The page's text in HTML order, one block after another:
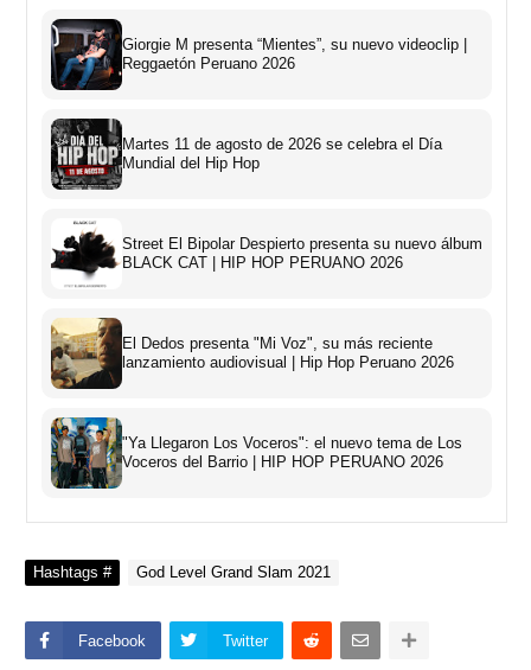
Giorgie M presenta “Mientes”, su nuevo videoclip |
Reggaetón Peruano 2026
Martes 11 de agosto de 2026 se celebra el Día
Mundial del Hip Hop
Street El Bipolar Despierto presenta su nuevo álbum
BLACK CAT | HIP HOP PERUANO 2026
El Dedos presenta "Mi Voz", su más reciente
lanzamiento audiovisual | Hip Hop Peruano 2026
"Ya Llegaron Los Voceros": el nuevo tema de Los
Voceros del Barrio | HIP HOP PERUANO 2026
Hashtags # God Level Grand Slam 2021
Facebook Twitter